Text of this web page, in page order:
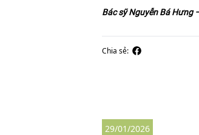
Bác sỹ Nguyễn Bá Hưng
Chia sẻ:
29/01/2026